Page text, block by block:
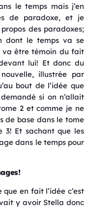
le temps mais j’en
de paradoxe, et je
des paradoxes;
dont le temps va se
va être témoin du fait
lui! Et donc du
illustrée par
bout de l’idée que
si on n’allait
2 et comme je ne
de base dans le tome
3! Et sachant que les
dans le temps pour
que en fait l’idée c’est
y avoir Stella donc